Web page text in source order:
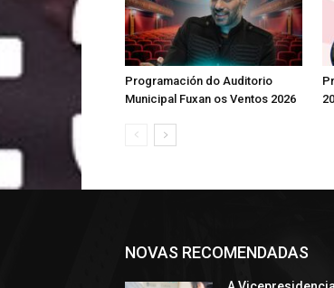
Programación do Auditorio
Municipal Fuxan os Ventos 2026
NOVAS RECOMENDADAS